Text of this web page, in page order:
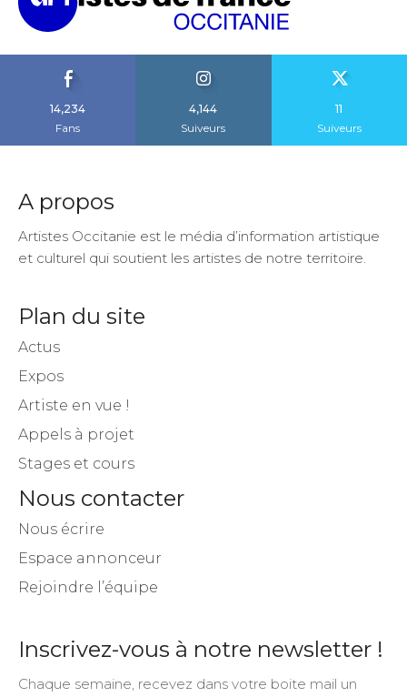
14,234
Fans
4,144
Suiveurs
11
Suiveurs
A propos
Artistes Occitanie est le média d’information artistique
et culturel qui soutient les artistes de notre territoire.
Plan du site
Actus
Expos
Artiste en vue !
Appels à projet
Stages et cours
Nous contacter
Nous écrire
Espace annonceur
Rejoindre l’équipe
Inscrivez-vous à notre newsletter !
Chaque semaine, recevez dans votre boite mail un